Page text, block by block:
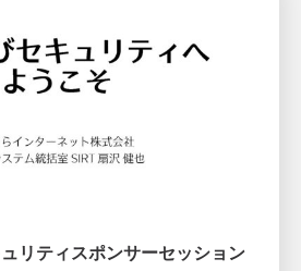
リティスポンサーセッション